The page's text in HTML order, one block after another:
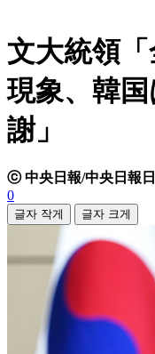
文大統領
現象、韓
謝」
ⓒ 中央日報/中央日報
0
글자 작게 글자 크게